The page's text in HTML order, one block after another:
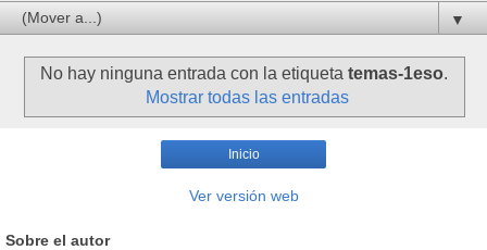
▼
No hay ninguna entrada con la etiqueta temas-1eso.
Mostrar todas las entradas
Inicio
Ver versión web
Sobre el autor